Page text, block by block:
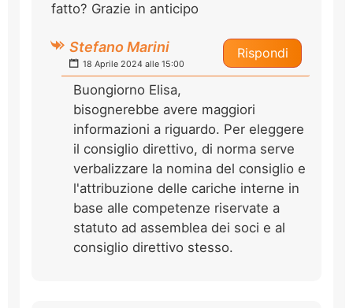
fatto? Grazie in anticipo
Rispondi
Stefano Marini
18 Aprile 2024 alle 15:00
Buongiorno Elisa,
bisognerebbe avere maggiori
informazioni a riguardo. Per eleggere
il consiglio direttivo, di norma serve
verbalizzare la nomina del consiglio e
l'attribuzione delle cariche interne in
base alle competenze riservate a
statuto ad assemblea dei soci e al
consiglio direttivo stesso.